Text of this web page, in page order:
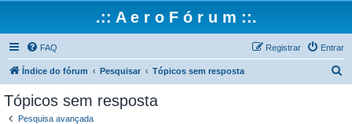
.:: A e r o F ó r u m ::.
FAQ Entrar
Registrar
Índice do fórum Pesquisar Tópicos sem resposta
Tópicos sem resposta
Pesquisa avançada